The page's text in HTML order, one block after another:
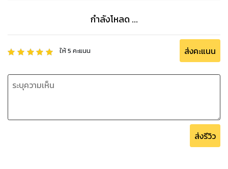
กำลังโหลด ...
ให้5 คะแนน ส่งคะแนน
ส่งรีวิว